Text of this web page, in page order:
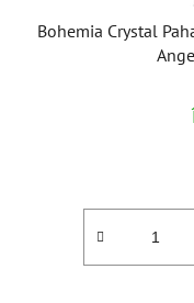
Bohemia Crystal